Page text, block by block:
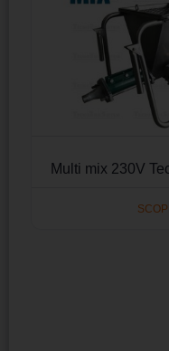
Multi mix 230V